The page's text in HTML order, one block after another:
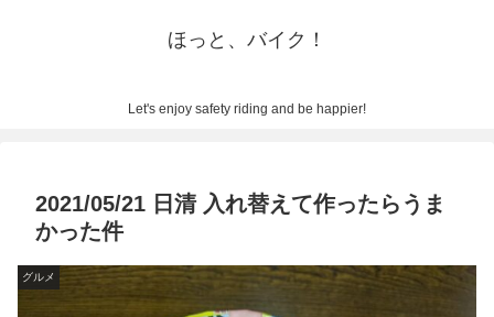
ほっと、バイク！
Let's enjoy safety riding and be happier!
2021/05/21 日清 入れ替えて作ったらうま
かった件
グルメ